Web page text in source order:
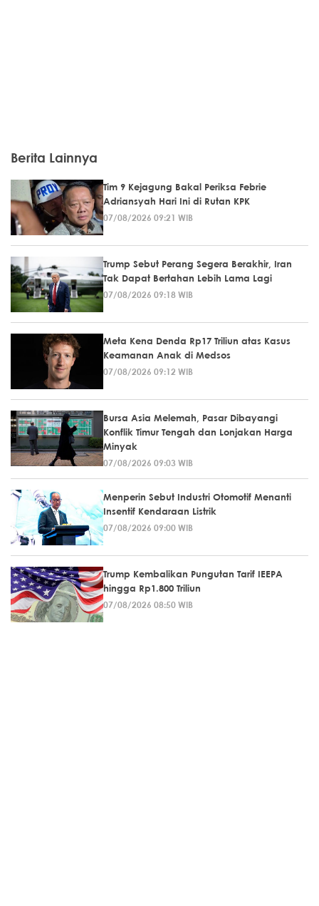
Berita Lainnya
Tim 9 Kejagung Bakal Periksa Febrie
Adriansyah Hari Ini di Rutan KPK
07/08/2026 09:21 WIB
Trump Sebut Perang Segera Berakhir, Iran
Tak Dapat Bertahan Lebih Lama Lagi
07/08/2026 09:18 WIB
Meta Kena Denda Rp17 Triliun atas Kasus
Keamanan Anak di Medsos
07/08/2026 09:12 WIB
Bursa Asia Melemah, Pasar Dibayangi
Konflik Timur Tengah dan Lonjakan Harga
Minyak
07/08/2026 09:03 WIB
Menperin Sebut Industri Otomotif Menanti
Insentif Kendaraan Listrik
07/08/2026 09:00 WIB
Trump Kembalikan Pungutan Tarif IEEPA
hingga Rp1.800 Triliun
07/08/2026 08:50 WIB